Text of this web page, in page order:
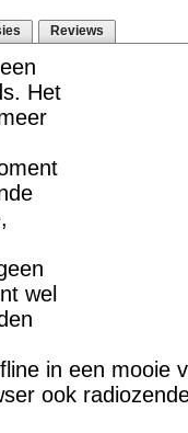
Reviews
Het
wel
in een mooie
ook